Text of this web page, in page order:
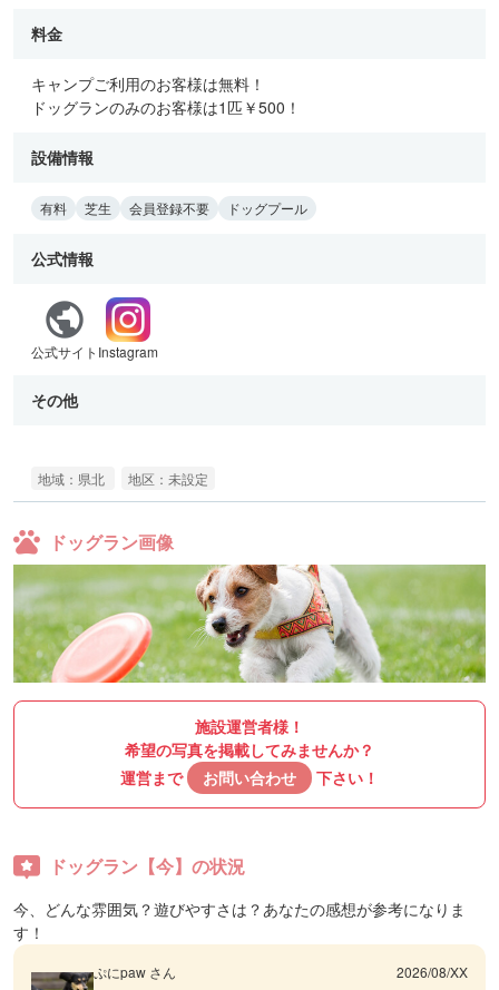
料金
キャンプご利用のお客様は無料！
ドッグランのみのお客様は1匹￥500！
設備情報
有料 芝生 会員登録不要 ドッグプール
公式情報
公式サイト Instagram
その他
地域：県北 地区：未設定
ドッグラン画像
施設運営者様！
希望の写真を掲載してみませんか？
運営まで
お問い合わせ 下さい！
ドッグラン【今】の状況
今、どんな雰囲気？遊びやすさは？あなたの感想が参考になりま
す！
ぷにpaw さん 2026/08/XX